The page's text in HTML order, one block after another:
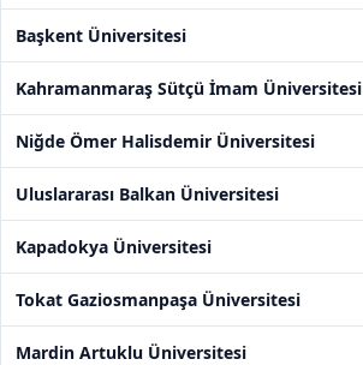
Başkent Üniversitesi
Kahramanmaraş Sütçü İmam Üniversitesi
Niğde Ömer Halisdemir Üniversitesi
Uluslararası Balkan Üniversitesi
Kapadokya Üniversitesi
Tokat Gaziosmanpaşa Üniversitesi
Mardin Artuklu Üniversitesi